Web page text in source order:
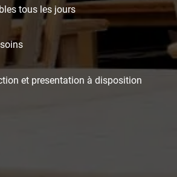
tous les jours
et presentation à disposition